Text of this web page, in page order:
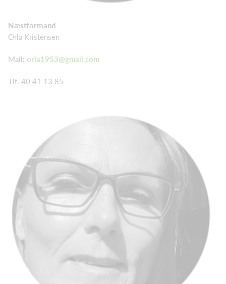
Næstformand
Orla Kristensen
Mail: orla1953@gmail.com
Tlf. 40 41 13 85